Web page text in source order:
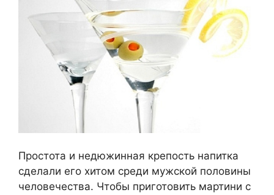
Простота и недюжинная крепость напитка
сделали его хитом среди мужской половины
человечества. Чтобы приготовить мартини с